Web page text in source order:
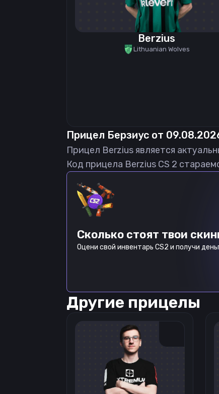
Berzius
Lithuanian Wolves
Прицел Берзиус от
Прицел Berzius является
Код прицела Berzius CS 2
Сколько стоят твои
Оцени свой инвентарь CS2 и получи
Другие прицелы